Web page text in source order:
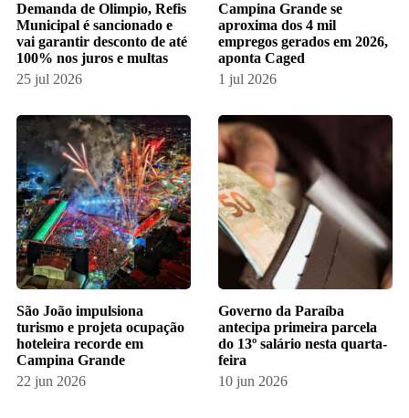
Demanda de Olimpio, Refis
Municipal é sancionado e
vai garantir desconto de até
100% nos juros e multas
25 jul 2026
Campina Grande se
aproxima dos 4 mil
empregos gerados em 2026,
aponta Caged
1 jul 2026
​São João impulsiona
turismo e projeta ocupação
hoteleira recorde em
Campina Grande
22 jun 2026
Governo da Paraíba
antecipa primeira parcela
do 13º salário nesta quarta-
feira
10 jun 2026